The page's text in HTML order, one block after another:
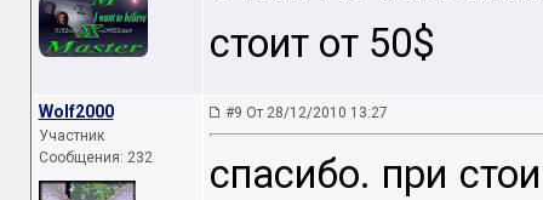
стоит от 50$
Wolf2000
Участник
Сообщения: 232
#9 От 28/12/2010 13:27
спасибо. при